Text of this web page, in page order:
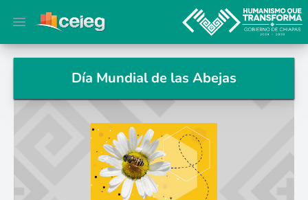
Open main menu
Día Mundial de las Abejas